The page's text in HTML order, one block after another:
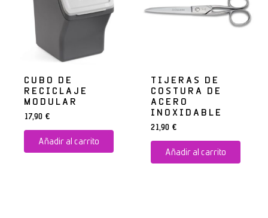
CUBO DE
RECICLAJE
MODULAR
17,90 €
Añadir al carrito
TIJERAS DE
COSTURA DE
ACERO
INOXIDABLE
21,90 €
Añadir al carrito